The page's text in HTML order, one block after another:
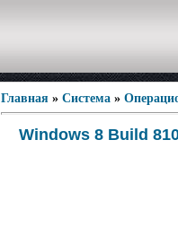
Главная » Система »
Windows 8 Build